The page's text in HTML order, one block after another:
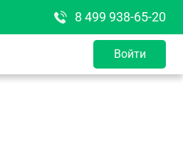
8 499 938-65-20
Войти